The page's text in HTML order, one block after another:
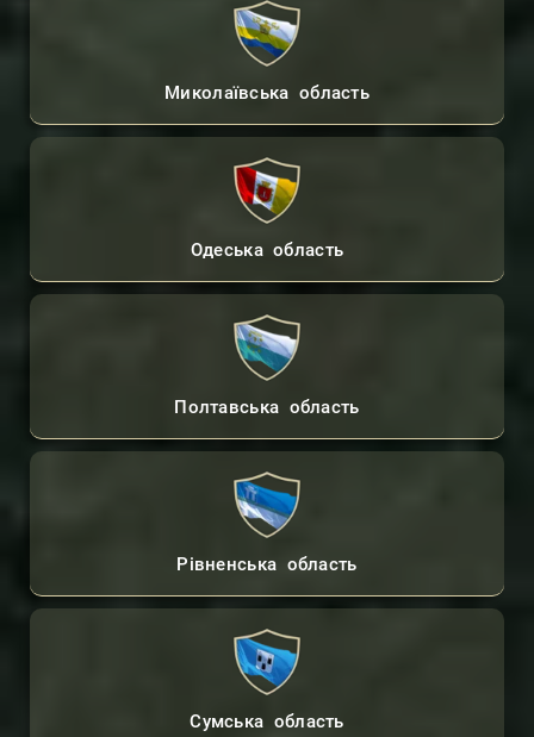
Миколаївська область
Одеська область
Полтавська область
Рівненська область
Сумська область